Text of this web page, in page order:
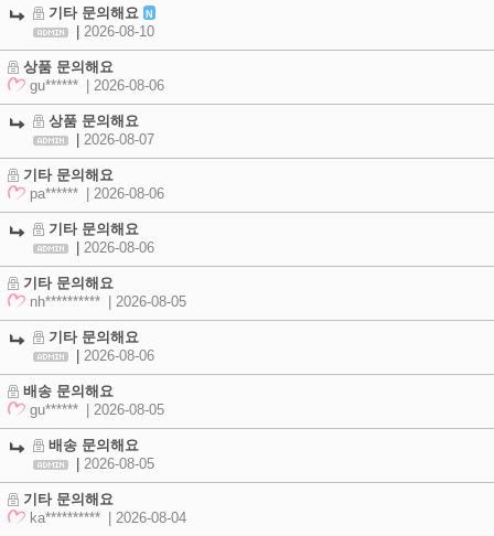
기타 문의해요 N
2026-08-10
상품 문의해요
gu******
| 2026-08-06
상품 문의해요
2026-08-07
기타 문의해요
pa******
| 2026-08-06
기타 문의해요
2026-08-06
기타 문의해요
nh**********
| 2026-08-05
기타 문의해요
2026-08-06
배송 문의해요
gu******
| 2026-08-05
배송 문의해요
2026-08-05
기타 문의해요
ka**********
| 2026-08-04